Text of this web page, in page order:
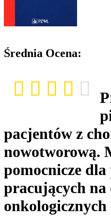
Średnia Ocena:
pacjentów z
nowotworową.
pomocnicze
pracujących na
onkologicznych